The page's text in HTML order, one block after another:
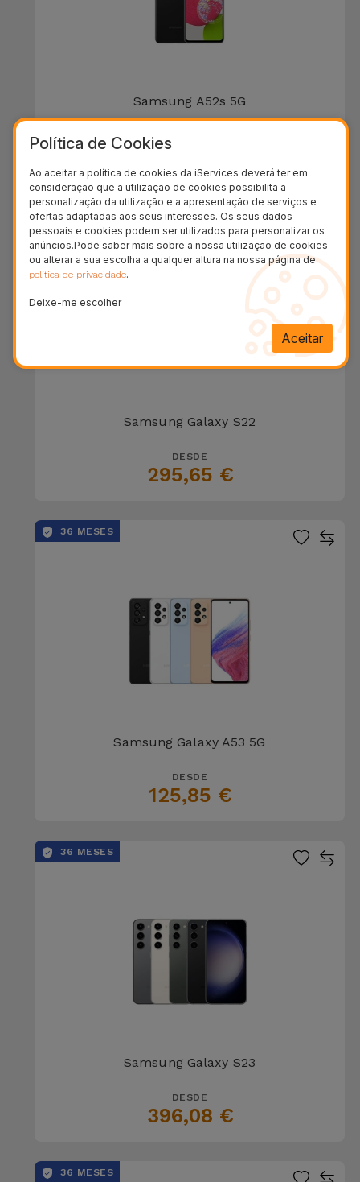
Samsung A52s 5G
118,95 €
36 MESES
Samsung Galaxy S22
DESDE
295,65 €
36 MESES
Samsung Galaxy A53 5G
DESDE
125,85 €
36 MESES
Samsung Galaxy S23
DESDE
396,08 €
36 MESES
Política de Cookies
Ao aceitar a política de cookies da iServices deverá ter em
consideração que a utilização de cookies possibilita a
personalização da utilização e a apresentação de serviços e
ofertas adaptadas aos seus interesses. Os seus dados
pessoais e cookies podem ser utilizados para personalizar os
anúncios.Pode saber mais sobre a nossa utilização de cookies
ou alterar a sua escolha a qualquer altura na nossa página de
política de privacidade.
Deixe-me escolher
Aceitar